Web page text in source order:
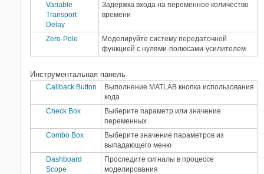
Sensor Fusion and Tracking Toolbox
SerDes Toolbox
Simscape Electrical
Simscape Multibody
Simulink Control Design
Simulink Design Optimization
Simulink Desktop Real-Time
Variable
Transport
Delay
Задержка входа на переменное количество
времени
Zero-Pole
Моделируйте систему передаточной
функцией с нулями-полюсами-усилителем
Инструментальная панель
Callback Button Выполнение MATLAB кнопка использования
кода
Check Box
Выберите параметр или значение
переменных
Combo Box
Выберите значение параметров из
выпадающего меню
Dashboard
Scope
Проследите сигналы в процессе
моделирования